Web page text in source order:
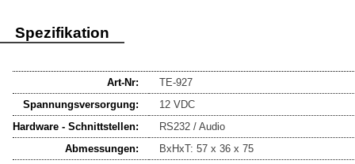
Spezifikation
Art-Nr:
TE-927
Spannungsversorgung:
12 VDC
Hardware - Schnittstellen:
RS232 / Audio
Abmessungen:
BxHxT: 57 x 36 x 75